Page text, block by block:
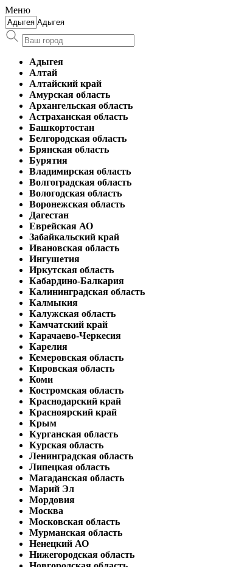
Меню
Адыгея
Адыгея
Алтай
Алтайский край
Амурская область
Архангельская область
Астраханская область
Башкортостан
Белгородская область
Брянская область
Бурятия
Владимирская область
Волгоградская область
Вологодская область
Воронежская область
Дагестан
Еврейская АО
Забайкальский край
Ивановская область
Ингушетия
Иркутская область
Кабардино-Балкария
Калининградская область
Калмыкия
Калужская область
Камчатский край
Карачаево-Черкесия
Карелия
Кемеровская область
Кировская область
Коми
Костромская область
Краснодарский край
Красноярский край
Крым
Курганская область
Курская область
Ленинградская область
Липецкая область
Магаданская область
Марий Эл
Мордовия
Москва
Московская область
Мурманская область
Ненецкий АО
Нижегородская область